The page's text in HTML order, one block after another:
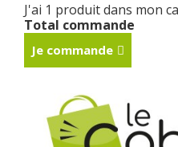
J'ai 1 produit dans mon
Total commande
Je commande